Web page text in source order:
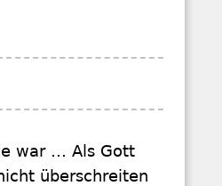
war … Als Gott
überschreiten